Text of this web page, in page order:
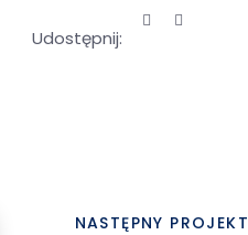
Udostępnij:
NASTĘPNY PROJEKT